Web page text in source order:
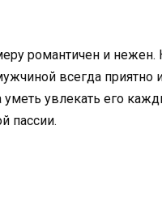
романтичен и
всегда приятно
увлекать его
пассии.